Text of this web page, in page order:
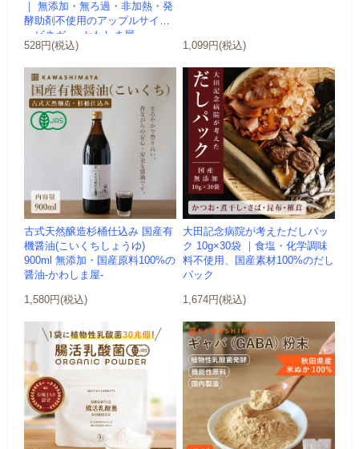
｜ 無添加・無ろ過・非加熱・発
酵助剤不使用のアップルサイダ
ービネガー -かわしま屋-
528円(税込)
1,099円(税込)
古式天然醸造杉桶仕込み 国産有
機醤油(こいくちしょうゆ)
900ml 無添加・国産原料100%の
醤油-かわしま屋-
1,580円(税込)
大田記念病院が考えただしパッ
ク 10g×30袋 ｜食塩・化学調味
料不使用、国産素材100%のだし
パック
1,674円(税込)